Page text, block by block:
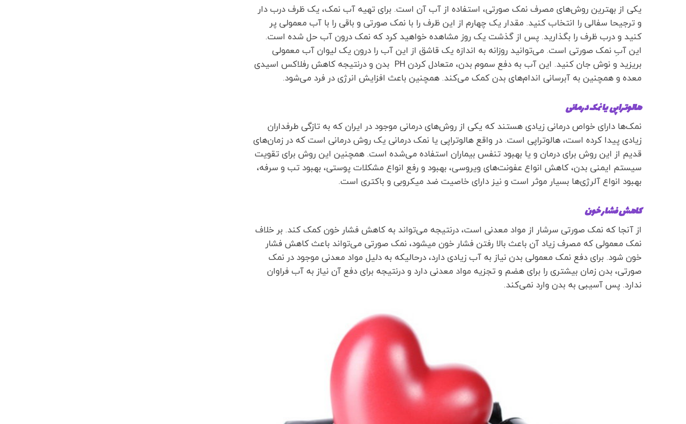
یکی از بهترین روش‌های مصرف نمک صورتی، استفاده از آب آن است. برای تهیه آب نمک، یک ظرف درب دار
و ترجیحا سفالی را انتخاب کنید. مقدار یک چهارم از این ظرف را با نمک صورتی و باقی را با آب معمولی پر
کنید و درب ظرف را بگذارید. پس از گذشت یک روز مشاهده خواهید کرد که نمک درون آب حل شده است.
این آبِ نمک صورتی است. می‌توانید روزانه به اندازه یک قاشق از این آب را درون یک لیوان آب معمولی
بریزید و نوش جان کنید. این آب به دفع سموم بدن، متعادل کردن PH بدن و درنتیجه کاهش رفلاکس اسیدی
معده و همچنین به آبرسانی اندام‌های بدن کمک می‌کند. همچنین باعث افزایش انرژی در فرد می‌شود.
هالوتراپی یا نمک درمانی
نمک‌ها دارای خواص درمانی زیادی هستند که یکی از روش‌های درمانی موجود در ایران که به تازگی طرفداران
زیادی پیدا کرده است، هالوتراپی است. در واقع هالوتراپی یا نمک درمانی یک روش درمانی است که در زمان‌های
قدیم از این روش برای درمان و یا بهبود تنفس بیماران استفاده می‌شده است. همچنین این روش برای تقویت
سیستم ایمنی بدن، کاهش انواع عفونت‌های ویروسی، بهبود و رفع انواع مشکلات پوستی، بهبود تب و سرفه،
بهبود انواع آلرژی‌ها بسیار موثر است و نیز دارای خاصیت ضد میکروبی و باکتری است.
کاهش فشار خون
از آنجا که نمک صورتی سرشار از مواد معدنی است، درنتیجه می‌تواند به کاهش فشار خون کمک کند. بر خلاف
نمک معمولی که مصرف زیاد آن باعث بالا رفتن فشار خون میشود، نمک صورتی می‌تواند باعث کاهش فشار
خون شود. برای دفع نمک معمولی بدن نیاز به آب زیادی دارد، درحالیکه به دلیل مواد معدنی موجود در نمک
صورتی، بدن زمان بیشتری را برای هضم و تجزیه مواد معدنی دارد و درنتیجه برای دفع آن نیاز به آب فراوان
ندارد. پس آسیبی به بدن وارد نمی‌کند.